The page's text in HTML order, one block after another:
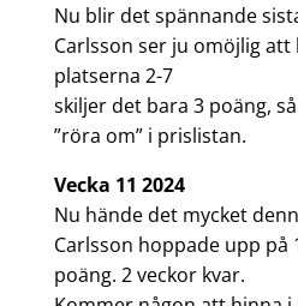
Nu blir det spännande
Carlsson ser ju omöjlig
platserna 2-7
skiljer det bara 3 poäng,
”röra om” i prislistan.
Vecka 11 2024
Nu hände det mycket
Carlsson hoppade upp på
poäng. 2 veckor kvar.